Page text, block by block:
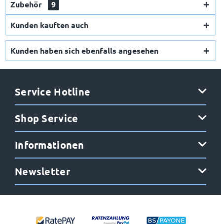
Zubehör
9
Kunden kauften auch
Kunden haben sich ebenfalls angesehen
Service Hotline
Shop Service
Informationen
Newsletter